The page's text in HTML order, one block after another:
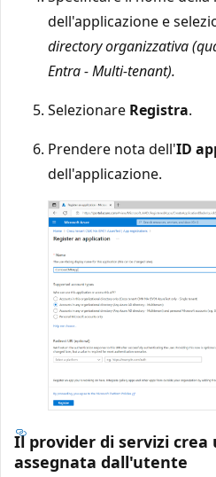
dell'applicazione e
directory organizzativa
Entra - Multi-tenant).
Selezionare Registra.
Prendere nota dell'ID
dell'applicazione.
Il provider di servizi
assegnata dall'utente